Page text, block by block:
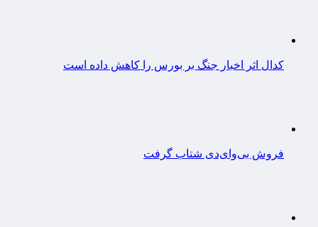
کدال اثر اخبار جنگ بر بورس را کاهش داده است
فروش بی‌وای‌دی شتاب گرفت